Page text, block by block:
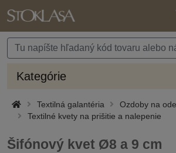
Kategórie
Textilná galantéria
Ozdoby na
Textilné kvety na prišitie a nalepenie
Šifónový kvet Ø8 a 9 cm